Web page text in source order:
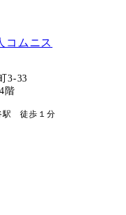
3-33
階
駅 徒歩１分